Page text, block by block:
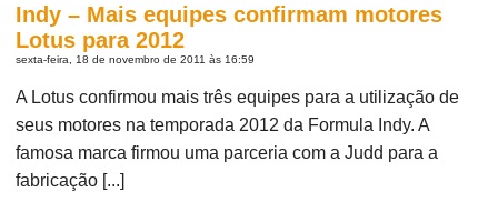
Indy – Mais equipes confirmam motores
Lotus para 2012
sexta-feira, 18 de novembro de 2011 às 16:59
A Lotus confirmou mais três equipes para a utilização de
seus motores na temporada 2012 da Formula Indy. A
famosa marca firmou uma parceria com a Judd para a
fabricação [...]